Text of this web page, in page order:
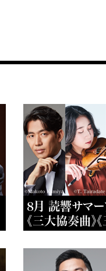
8月 読響サマー
《三大協奏曲》